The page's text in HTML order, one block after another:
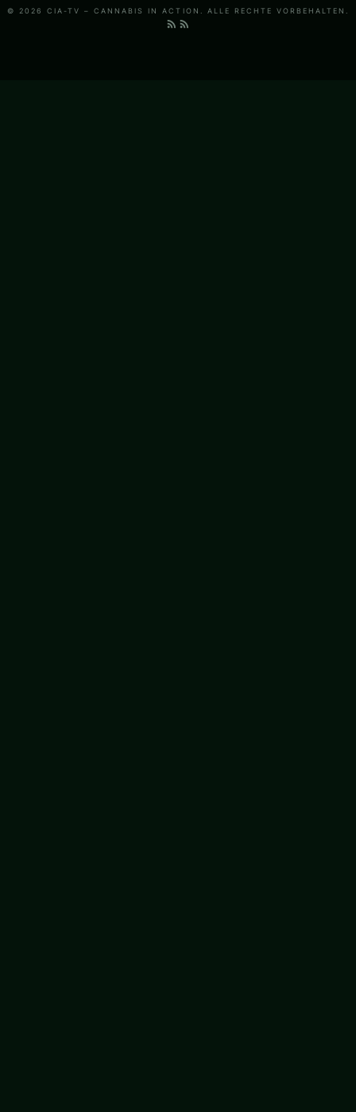
© 2026 CIA-TV – CANNABIS IN ACTION. ALLE RECHTE VORBEHALTEN.